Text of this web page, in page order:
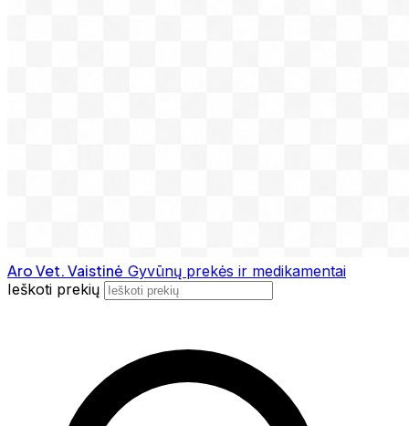
Aro Vet. Vaistinė Gyvūnų prekės ir medikamentai
Ieškoti prekių